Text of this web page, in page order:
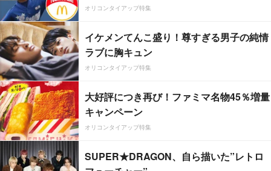
オリコンタイアップ特集
イケメンてんこ盛り！尊すぎる男子の純情
ラブに胸キュン
オリコンタイアップ特集
大好評につき再び！ファミマ名物45％増量
キャンペーン
オリコンタイアップ特集
SUPER★DRAGON、自ら描いた”レトロ